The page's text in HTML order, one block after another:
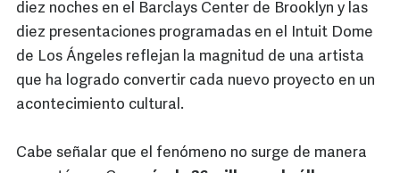
diez noches en el Barclays Center de Brooklyn y las
diez presentaciones programadas en el Intuit Dome
de Los Ángeles reflejan la magnitud de una artista
que ha logrado convertir cada nuevo proyecto en un
acontecimiento cultural.
Cabe señalar que el fenómeno no surge de manera